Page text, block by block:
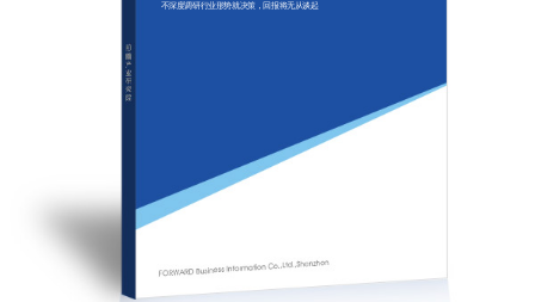
不深度调研行业形势就决策，回报将无从谈起